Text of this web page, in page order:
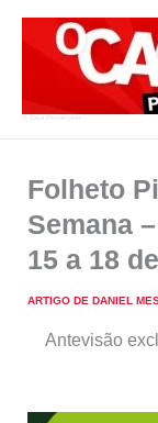
Folheto
Semana
15 a 18
ARTIGO DE DANIEL
Antevisão